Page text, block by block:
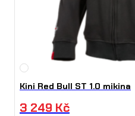
Kini Red Bull ST 1.0 mikina
3 249 Kč